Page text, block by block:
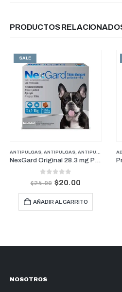
PRODUCTOS
,PUPPY,SENIOR,TREATS
SALE
ANTIPULGAS, ANTIPULGAS, ANTIPULGAS PERROS PESOS MEDIANOS
NexGard Original 28.3 mg Perros De 4.1 kg a 10 kg (1 Mes)
out of 5
$24.00 $20.00
AÑADIR AL CARRITO
NOSOTROS